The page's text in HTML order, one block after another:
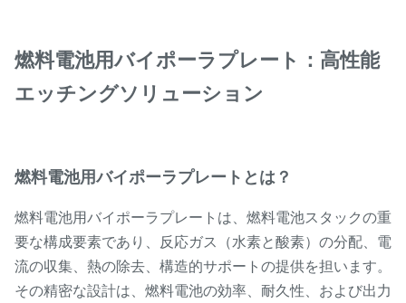
燃料電池用バイポーラプレート：高性能
エッチングソリューション
燃料電池用バイポーラプレートとは？
燃料電池用バイポーラプレートは、燃料電池スタックの重
要な構成要素であり、反応ガス（水素と酸素）の分配、電
流の収集、熱の除去、構造的サポートの提供を担います。
その精密な設計は、燃料電池の効率、耐久性、および出力